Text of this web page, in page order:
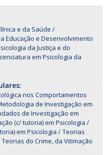
e da Saúde
Educação e Desenvolvimento
da Justiça e do
em Psicologia da
nos Comportamentos
de Investigação em
de Investigação em
(c/ tutoria) em Psicologia
em Psicologia
Teorias
Teorias do Crime, da Vitimação